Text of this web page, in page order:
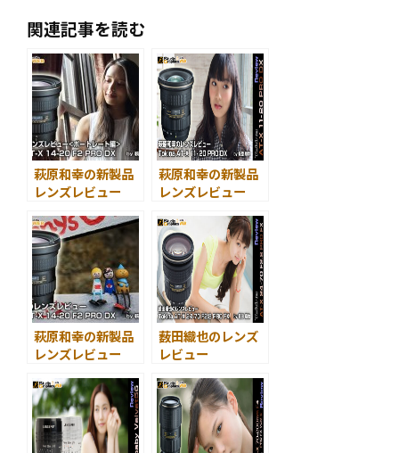
関連記事を読む
萩原和幸の新製品
レンズレビュー
14-20 F2 PRO DX
ポートレート編
萩原和幸の新製品
レンズレビュー
11-20 PRO DX＜
スナップ編＞
萩原和幸の新製品
レンズレビュー
14-20 F2 PRO DX
スナップ編
薮田織也のレンズ
レビュー
24-70 F2.8 PRO
FX
＜ポートレート編
＞